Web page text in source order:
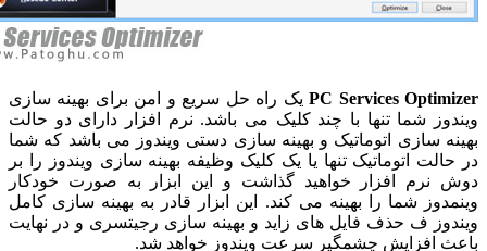
PC Servicesیک راه حل سریع و امن برای بهینه سازی
شما تنها با چند کلیک می باشد. نرم افزار دارای دو حالت
سازی اتوماتیک و بهینه سازی دستی ویندوز می باشد که شما
اتوماتیک تنها یا یک کلیک وظیفه بهینه سازی ویندوز را بر
نرم افزار خواهید گذاشت و این ابزار به صورت خودکار
شما را بهینه می کند. این ابزار قادر به بهینه سازی کامل
ف حذف فایل های زاید و بهینه سازی رجیتسری و در نهایت
افزایش چشمگیر سرعت ویندوز خواهد شد.